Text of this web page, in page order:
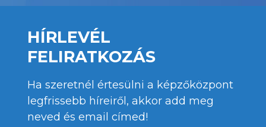
HÍRLEVÉL
FELIRATKOZÁS
Ha szeretnél értesülni a képzőközpont
legfrissebb híreiről, akkor add meg
neved és email címed!